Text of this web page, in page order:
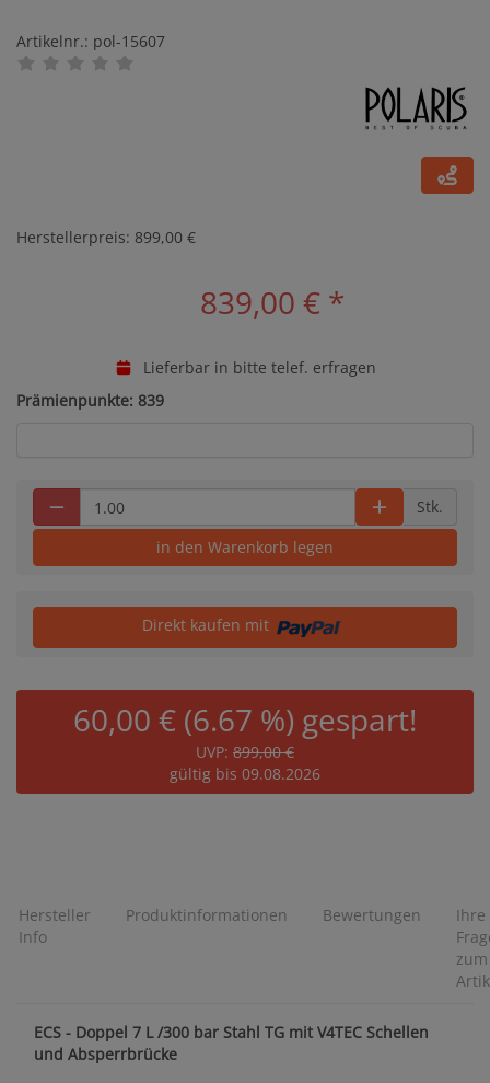
Artikelnr.: pol-15607
Herstellerpreis: 899,00 €
839,00 € *
Lieferbar in bitte telef. erfragen
Prämienpunkte: 839
Stk.
in den Warenkorb legen
Direkt kaufen mit
60,00 € (6.67 %) gespart!
UVP: 899,00 €
gültig bis 09.08.2026
Hersteller
Info
Produktinformationen Bewertungen
Ihre
zum
ECS - Doppel 7 L /300 bar Stahl TG mit V4TEC Schellen
und Absperrbrücke